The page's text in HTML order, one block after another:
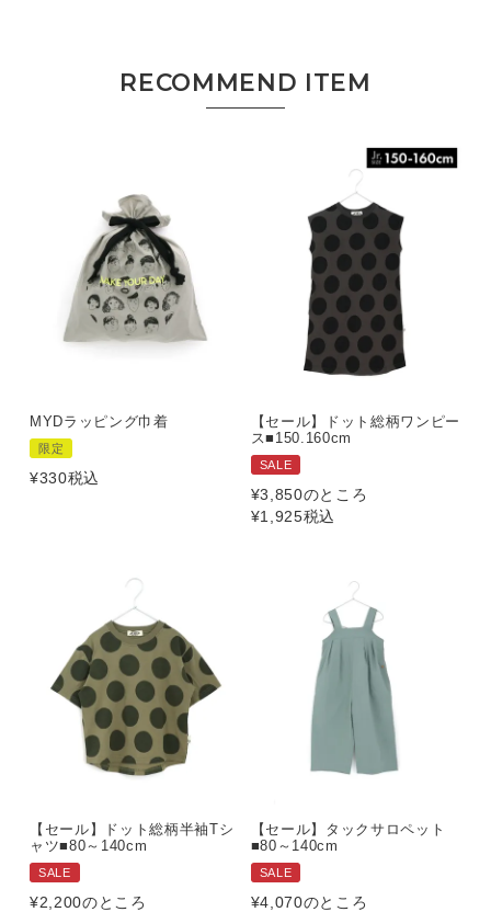
MYDラッピング巾着
限定
¥330税込
【セール】ドット総柄ワンピー
ス■150.160cm
SALE
¥3,850のところ
¥1,925税込
【セール】ドット総柄半袖Tシ
ャツ■80～140cm
SALE
¥2,200のところ
【セール】タックサロペット
■80～140cm
SALE
¥4,070のところ